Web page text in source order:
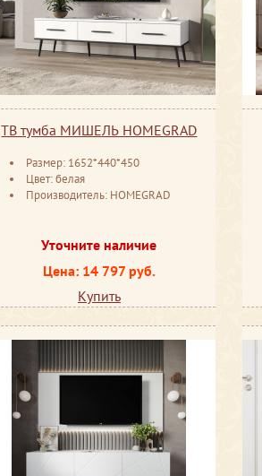
ТВ тумба МИШЕЛЬ HOMEGRAD
Размер: 1652*440*450
Цвет: белая
Производитель: HOMEGRAD
Уточните наличие
Цена: 14 797 руб.
Купить